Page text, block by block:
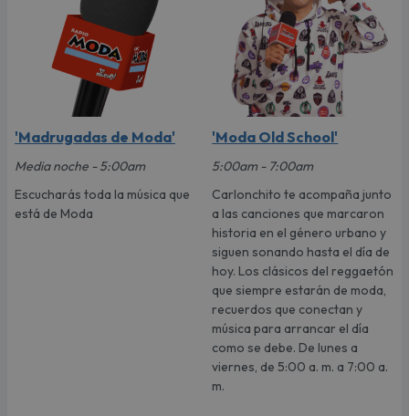
'Madrugadas de Moda'
Media noche - 5:00am
Escucharás toda la música que
está de Moda
'Moda Old School'
5:00am - 7:00am
Carlonchito te acompaña junto
a las canciones que marcaron
historia en el género urbano y
siguen sonando hasta el día de
hoy. Los clásicos del reggaetón
que siempre estarán de moda,
recuerdos que conectan y
música para arrancar el día
como se debe. De lunes a
viernes, de 5:00 a. m. a 7:00 a.
m.